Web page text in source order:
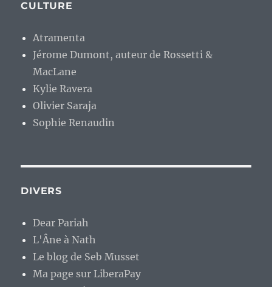
CULTURE
Atramenta
Jérome Dumont, auteur de Rossetti &
MacLane
Kylie Ravera
Olivier Saraja
Sophie Renaudin
DIVERS
Dear Pariah
L'Âne à Nath
Le blog de Seb Musset
Ma page sur LiberaPay